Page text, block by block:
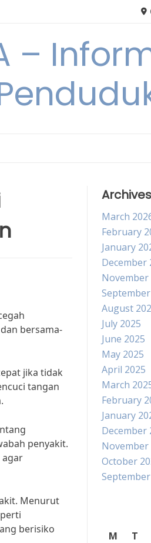
–
bersama-
jika tidak
tangan
penyakit.
agar
Menurut
berisiko
Archives
March
February
January
December
November
August
July 2025
June 2025
May 2025
April 2025
March
February
January
December
November
October
M
T